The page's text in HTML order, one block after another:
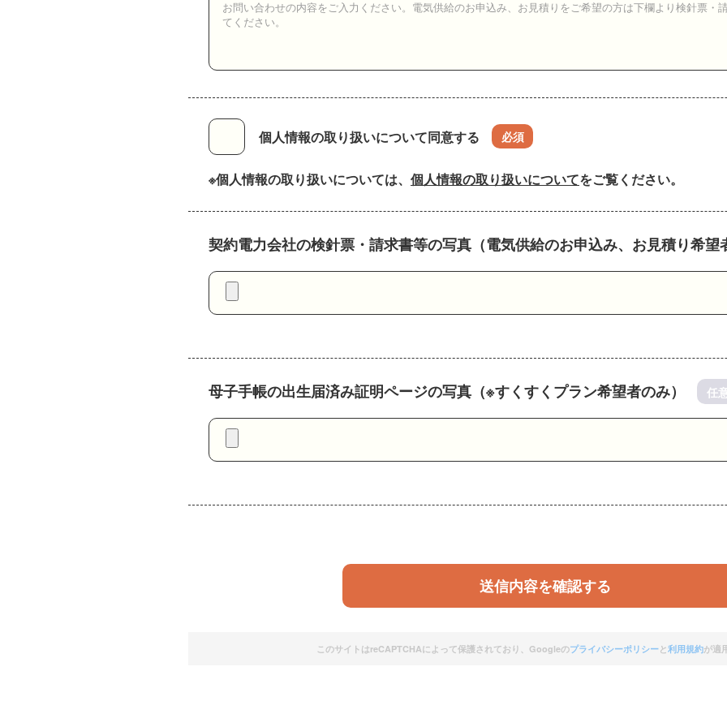
個人情報の取り扱いについて同意する 必須
個人情報の取り扱いについては、 個人情報の取り扱いについてをご覧ください。
契約電力会社の検針票・請求書等の写真（電気供給のお申込み、お見積り希望
母子手帳の出生届済み証明ページの写真（※すくすくプラン希望者のみ） 任
このサイトはreCAPTCHAによって保護されており、Googleのプライバシーポリシーと利用規約が適